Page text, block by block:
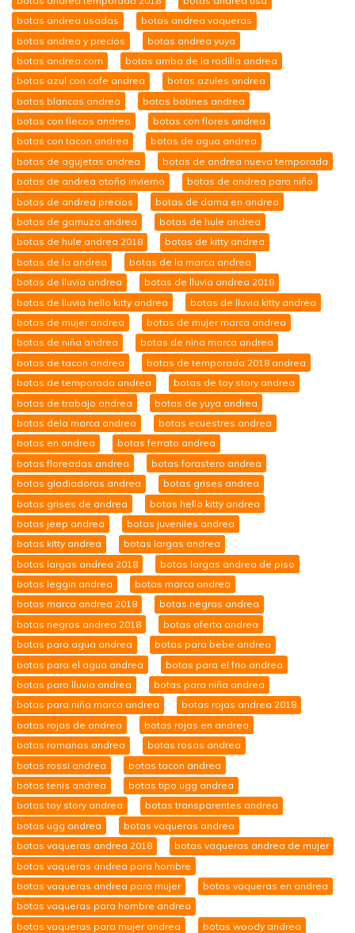
botas andrea usadas
botas andrea vaqueras
botas andrea y precios
botas andrea yuya
botas andrea.com
botas arriba de la rodilla andrea
botas azul con cafe andrea
botas azules andrea
botas blancas andrea
botas botines andrea
botas con flecos andrea
botas con flores andrea
botas con tacon andrea
botas de agua andrea
botas de agujetas andrea
botas de andrea nueva temporada
botas de andrea otoño invierno
botas de andrea para niño
botas de andrea precios
botas de dama en andrea
botas de gamuza andrea
botas de hule andrea
botas de hule andrea 2018
botas de kitty andrea
botas de la andrea
botas de la marca andrea
botas de lluvia andrea
botas de lluvia andrea 2018
botas de lluvia hello kitty andrea
botas de lluvia kitty andrea
botas de mujer andrea
botas de mujer marca andrea
botas de niña andrea
botas de nina marca andrea
botas de tacon andrea
botas de temporada 2018 andrea
botas de temporada andrea
botas de toy story andrea
botas de trabajo andrea
botas de yuya andrea
botas dela marca andrea
botas ecuestres andrea
botas en andrea
botas ferrato andrea
botas floreadas andrea
botas forastero andrea
botas gladiadoras andrea
botas grises andrea
botas grises de andrea
botas hello kitty andrea
botas jeep andrea
botas juveniles andrea
botas kitty andrea
botas largas andrea
botas largas andrea 2018
botas largas andrea de piso
botas leggin andrea
botas marca andrea
botas marca andrea 2018
botas negras andrea
botas negras andrea 2018
botas oferta andrea
botas para agua andrea
botas para bebe andrea
botas para el agua andrea
botas para el frio andrea
botas para lluvia andrea
botas para niña andrea
botas para niña marca andrea
botas rojas andrea 2018
botas rojas de andrea
botas rojas en andrea
botas romanas andrea
botas rosas andrea
botas rossi andrea
botas tacon andrea
botas tenis andrea
botas tipo ugg andrea
botas toy story andrea
botas transparentes andrea
botas ugg andrea
botas vaqueras andrea
botas vaqueras andrea 2018
botas vaqueras andrea de mujer
botas vaqueras andrea para hombre
botas vaqueras andrea para mujer
botas vaqueras en andrea
botas vaqueras para hombre andrea
botas vaqueras para mujer andrea
botas woody andrea